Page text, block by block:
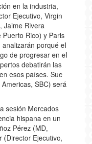
en la industria,
Ejecutivo, Virgin
Jaime Rivera
Rico) y Paris
porqué el
de progresar en el
debatirán las
esos países. Sue
SBC) será
sesión Mercados
hispana en un
Pérez (MD,
(Director Ejecutivo,